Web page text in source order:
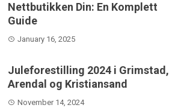
Nettbutikken Din: En Komplett
Guide
January 16, 2025
Juleforestilling 2024 i Grimstad,
Arendal og Kristiansand
November 14, 2024